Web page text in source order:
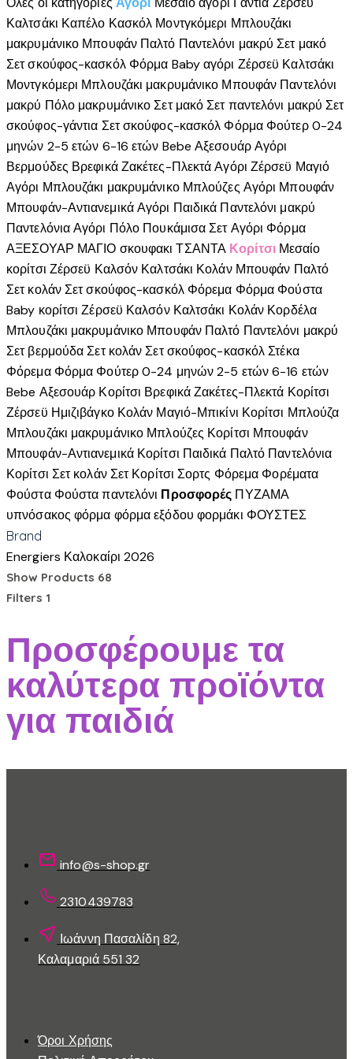
Καλτσάκι Καπέλο Κασκόλ Μοντγκόμερι Μπλουζάκι
μακρυμάνικο Μπουφάν Παλτό Παντελόνι μακρύ Σετ μακό
Σετ σκούφος-κασκόλ Φόρμα Baby αγόρι Ζέρσεϋ Καλτσάκι
Μοντγκόμερι Μπλουζάκι μακρυμάνικο Μπουφάν Παντελόνι
μακρύ Πόλο μακρυμάνικο Σετ μακό Σετ παντελόνι μακρύ Σετ
σκούφος-γάντια Σετ σκούφος-κασκόλ Φόρμα Φούτερ 0-24
μηνών 2-5 ετών 6-16 ετών Bebe Αξεσουάρ Αγόρι
Βερμούδες Βρεφικά Ζακέτες-Πλεκτά Αγόρι Ζέρσεϋ Μαγιό
Αγόρι Μπλουζάκι μακρυμάνικο Μπλούζες Αγόρι Μπουφάν
Μπουφάν-Αντιανεμικά Αγόρι Παιδικά Παντελόνι μακρύ
Παντελόνια Αγόρι Πόλο Πουκάμισα Σετ Αγόρι Φόρμα
ΑΞΕΣΟΥΑΡ ΜΑΓΙΟ σκουφακι ΤΣΑΝΤΑ Κορίτσι Μεσαίο
κορίτσι Ζέρσεϋ Καλσόν Καλτσάκι Κολάν Μπουφάν Παλτό
Σετ κολάνΣετ σκούφος-κασκόλ Φόρεμα Φόρμα Φούστα
Baby κορίτσι Ζέρσεϋ Καλσόν Καλτσάκι Κολάν Κορδέλα
Μπλουζάκι μακρυμάνικο Μπουφάν Παλτό Παντελόνι μακρύ
Σετ βερμούδα Σετ κολάν Σετ σκούφος-κασκόλ Στέκα
Φόρεμα Φόρμα Φούτερ0-24 μηνών2-5 ετών6-16 ετών
Bebe Αξεσουάρ Κορίτσι ΒρεφικάΖακέτες-Πλεκτά Κορίτσι
Ζέρσεϋ Ημιζιβάγκο Κολάν Μαγιό-Μπικίνι Κορίτσι Μπλούζα
Μπλουζάκι μακρυμάνικο Μπλούζες Κορίτσι Μπουφάν
Μπουφάν-Αντιανεμικά Κορίτσι Παιδικά Παλτό Παντελόνια
Κορίτσι Σετ κολάν Σετ Κορίτσι Σορτς Φόρεμα Φορέματα
Φούστα Φούστα παντελόνι Προσφορές ΠΥΖΑΜΑ
υπνόσακος φόρμα φόρμα εξόδου φορμάκι ΦΟΥΣΤΕΣ
Brand
Energiers Καλοκαίρι 2026
Show Products 68
Filters 1
Προσφέρουμε τα
καλύτερα προϊόντα
για παιδιά
info@s-shop.gr
2310439783
Ιωάννη Πασαλίδη 82,
Καλαμαριά 551 32
Όροι Χρήσης